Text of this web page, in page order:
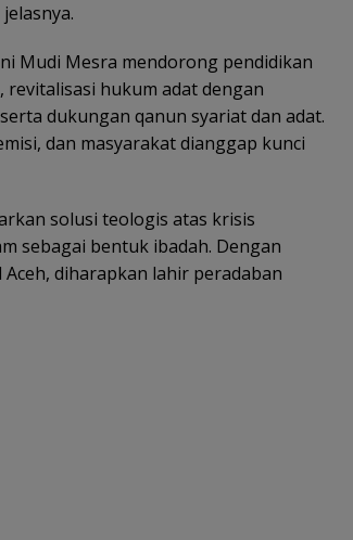
Mudi Mesra mendorong pendidikan
revitalisasi hukum adat dengan
dukungan qanun syariat dan adat.
dan masyarakat dianggap kunci
solusi teologis atas krisis
sebagai bentuk ibadah. Dengan
diharapkan lahir peradaban